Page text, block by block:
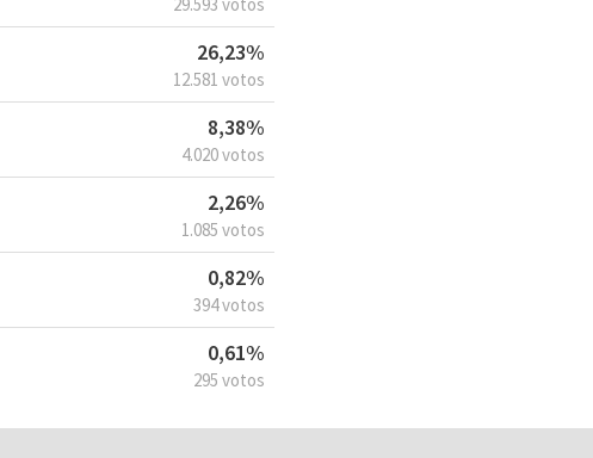
26,23%
12.581 votos
8,38%
4.020 votos
2,26%
1.085 votos
0,82%
394 votos
0,61%
295 votos